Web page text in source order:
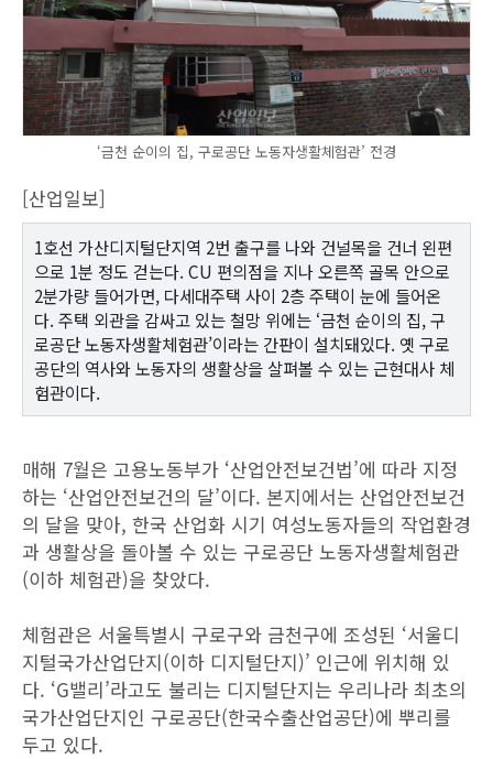
‘금천 순이의 집, 구로공단 노동자생활체험관’ 전경
[산업일보]
1호선 가산디지털단지역 2번 출구를 나와 건널목을 건너 왼편
으로 1분 정도 걷는다. CU 편의점을 지나 오른쪽 골목 안으로
2분가량 들어가면, 다세대주택 사이 2층 주택이 눈에 들어온
다. 주택 외관을 감싸고 있는 철망 위에는 ‘금천 순이의 집, 구
로공단 노동자생활체험관’이라는 간판이 설치돼있다. 옛 구로
공단의 역사와 노동자의 생활상을 살펴볼 수 있는 근현대사 체
험관이다.
매해 7월은 고용노동부가 ‘산업안전보건법’에 따라 지정
하는 ‘산업안전보건의 달’이다. 본지에서는 산업안전보건
의 달을 맞아, 한국 산업화 시기 여성노동자들의 작업환경
과 생활상을 돌아볼 수 있는 구로공단 노동자생활체험관
(이하 체험관)을 찾았다.
체험관은 서울특별시 구로구와 금천구에 조성된 ‘서울디
지털국가산업단지(이하 디지털단지)’ 인근에 위치해 있
다. ‘G밸리’라고도 불리는 디지털단지는 우리나라 최초의
국가산업단지인 구로공단(한국수출산업공단)에 뿌리를
두고 있다.